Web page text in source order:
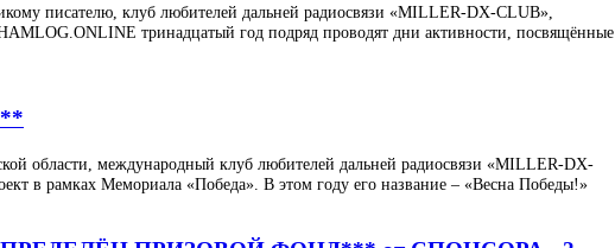
писателю, клуб любителей дальней радиосвязи «MILLER-DX-CLUB»,
тринадцатый год подряд проводят дни активности, посвящённые
области, международный клуб любителей дальней радиосвязи «MILLER-DX-
в рамках Мемориала «Победа». В этом году его название – «Весна Победы!»